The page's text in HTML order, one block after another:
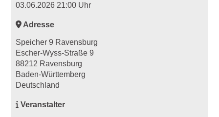
03.06.2026 21:00 Uhr
Adresse
Speicher 9 Ravensburg
Escher-Wyss-Straße 9
88212 Ravensburg
Baden-Württemberg
Deutschland
Veranstalter